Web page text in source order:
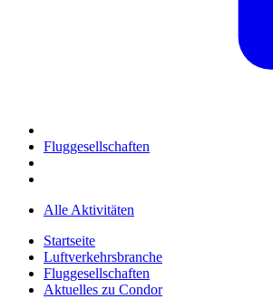
Fluggesellschaften
Alle Aktivitäten
Startseite
Luftverkehrsbranche
Fluggesellschaften
Aktuelles zu Condor